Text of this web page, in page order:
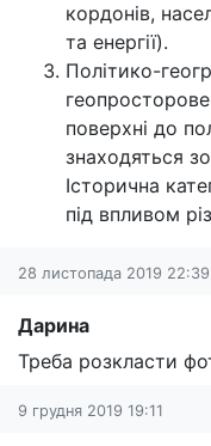
кордонів,
та енергії).
Політико-
поверхні до
знаходяться
Історична
під впливом
28 листопада 2019 22:39
Дарина
Треба розкласти
9 грудня 2019 19:11